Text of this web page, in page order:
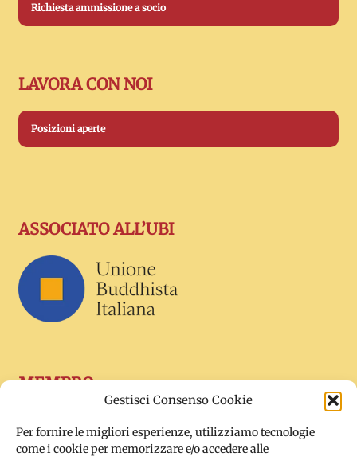
Gestisci Consenso Cookie
Per fornire le migliori esperienze, utilizziamo tecnologie
come i cookie per memorizzare e/o accedere alle
Richiesta ammissione a socio
LAVORA CON NOI
Posizioni aperte
ASSOCIATO ALL’UBI
MEMBRO